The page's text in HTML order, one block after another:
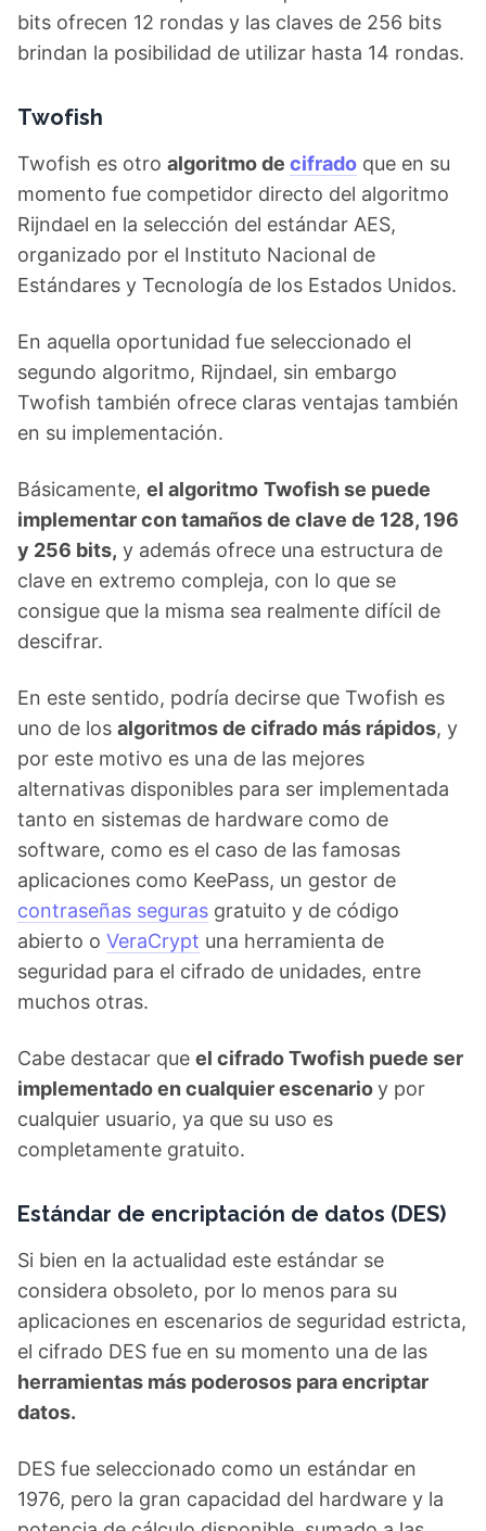
bits ofrecen 12 rondas y las claves de 256 bits
brindan la posibilidad de utilizar hasta 14 rondas.
Twofish
Twofish es otro algoritmo de cifrado que en su
momento fue competidor directo del algoritmo
Rijndael en la selección del estándar AES,
organizado por el Instituto Nacional de
Estándares y Tecnología de los Estados Unidos.
En aquella oportunidad fue seleccionado el
segundo algoritmo, Rijndael, sin embargo
Twofish también ofrece claras ventajas también
en su implementación.
Básicamente, el algoritmo Twofish se puede
implementar con tamaños de clave de 128, 196
y 256 bits, y además ofrece una estructura de
clave en extremo compleja, con lo que se
consigue que la misma sea realmente difícil de
descifrar.
En este sentido, podría decirse que Twofish es
uno de los algoritmos de cifrado más rápidos, y
por este motivo es una de las mejores
alternativas disponibles para ser implementada
tanto en sistemas de hardware como de
software, como es el caso de las famosas
aplicaciones como KeePass, un gestor de
contraseñas seguras gratuito y de código
abierto o VeraCrypt una herramienta de
seguridad para el cifrado de unidades, entre
muchos otras.
Cabe destacar que el cifrado Twofish puede ser
implementado en cualquier escenarioy por
cualquier usuario, ya que su uso es
completamente gratuito.
Estándar de encriptación de datos (DES)
Si bien en la actualidad este estándar se
considera obsoleto, por lo menos para su
aplicaciones en escenarios de seguridad estricta,
el cifrado DES fue en su momento una de las
herramientas más poderosos para encriptar
datos.
DES fue seleccionado como un estándar en
1976, pero la gran capacidad del hardware y la